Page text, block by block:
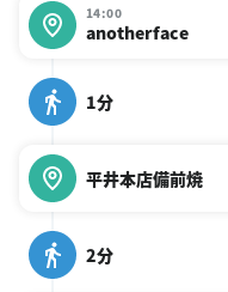
14:00
anotherface
1分
平井本店備前焼
2分